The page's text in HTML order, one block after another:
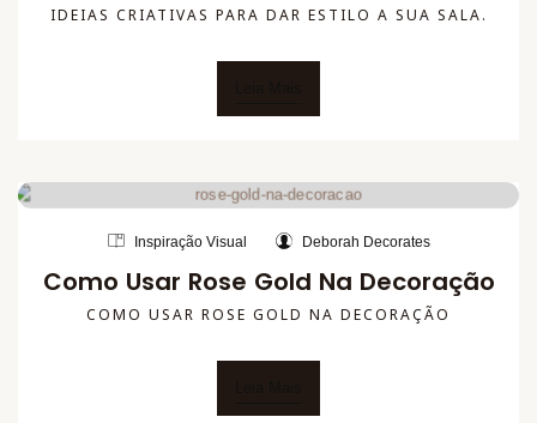
IDEIAS CRIATIVAS PARA DAR ESTILO A SUA SALA.
Inspiração Visual Deborah Decorates
Como Usar Rose Gold Na Decoração
COMO USAR ROSE GOLD NA DECORAÇÃO